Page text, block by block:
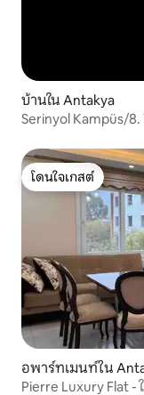
บ้านใน Antakya
Serinyol Kampüs/8.
โดนใจเกสต์
โดนใจเกสต์
อพาร์ทเมนท์ใน
Pierre Luxury Flat